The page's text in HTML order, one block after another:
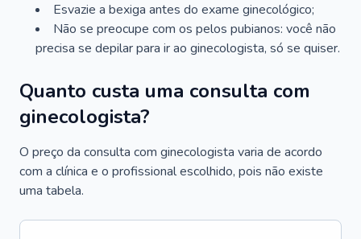
Esvazie a bexiga antes do exame ginecológico;
Não se preocupe com os pelos pubianos: você não
precisa se depilar para ir ao ginecologista, só se quiser.
Quanto custa uma consulta com
ginecologista?
O preço da consulta com ginecologista varia de acordo
com a clínica e o profissional escolhido, pois não existe
uma tabela.